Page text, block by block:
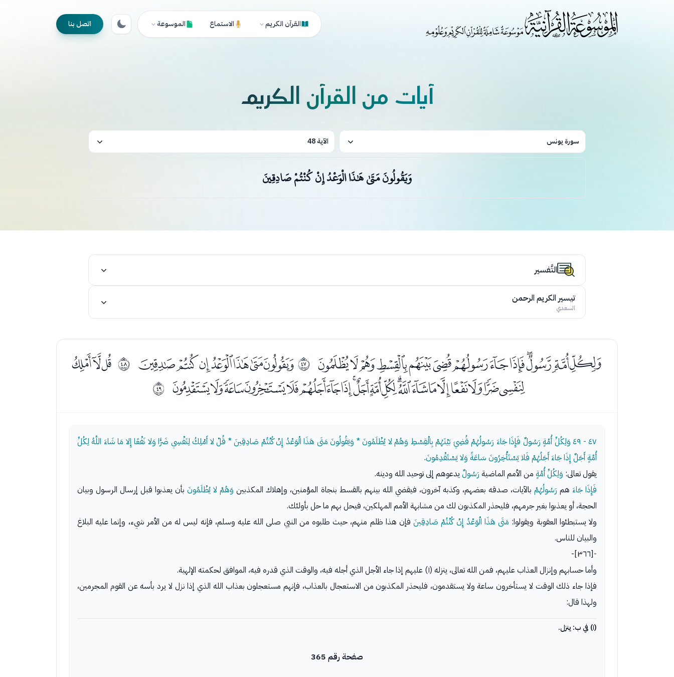
القرآن الكريم الاستماع الموسوعة اتصل بنا
آيات من القرآن الكريم
سورة يونس الآية 48
وَيَقُولُونَ مَتَىٰ هَٰذَا الْوَعْدُ إِنْ كُنْتُمْ صَادِقِينَ
التَّفسير
تيسير الكريم الرحمن
السعدي
ﮏﮐﮑﮒﮓﮔﮕﮖﮗﮘﮙﮚﮛ ﰮﮝﮞﮟﮠﮡﮢﮣ ﰯ ﮥﮦﮧ
ﮨﮩﮪﮫﮬﮭﮮﮯﮰﮱﯓﯔﯕﯖﯗﯘﯙﯚﯛﯜﯝ ﰰ
٤٧ - ٤٩
وَلِكُلِّ أُمَّةٍ رَسُولٌ فَإِذَا جَاءَ رَسُولُهُمْ قُضِيَ بَيْنَهُمْ بِالْقِسْطِ وَهُمْ لا يُظْلَمُونَ * وَيَقُولُونَ مَتَى هَذَا الْوَعْدُ إِنْ كُنْتُمْ صَادِقِينَ * قُلْ لا أَمْلِكُ لِنَفْسِي ضَرًّا وَلا نَفْعًا إِلا مَا شَاءَ اللَّهُ لِكُلِّ
أُمَّةٍ أَجَلٌ إِذَا جَاءَ أَجَلُهُمْ فَلا يَسْتَأْخِرُونَ سَاعَةً وَلا يَسْتَقْدِمُونَ.
يقول تعالى: وَلِكُلِّ أُمَّةٍ من الأمم الماضية رَسُولٌ يدعوهم إلى توحيد الله ودينه.
فَإِذَا جَاءَ هم رَسُولُهُمْ بالآيات، صدقه بعضهم، وكذبه آخرون، فيقضي الله بينهم بالقسط بنجاة المؤمنين، وإهلاك المكذبين وَهُمْ لا يُظْلَمُونَبأن يعذبوا قبل إرسال الرسول وبيان
الحجة، أو يعذبوا بغير جرمهم، فليحذر المكذبون لك من مشابهة الأمم المهلكين، فيحل بهم ما حل بأولئك.
ولا يستبطئوا العقوبة ويقولوا: مَتَى هَذَا الْوَعْدُ إِنْ كُنْتُمْ صَادِقِينَفإن هذا ظلم منهم، حيث طلبوه من النبي صلى الله عليه وسلم، فإنه ليس له من الأمر شيء، وإنما عليه البلاغ
والبيان للناس.
-[٣٦٦]-
وأما حسابهم وإنزال العذاب عليهم، فمن الله تعالى، ينزله (١) عليهم إذا جاء الأجل الذي أجله فيه، والوقت الذي قدره فيه، الموافق لحكمته الإلهية.
فإذا جاء ذلك الوقت لا يستأخرون ساعة ولا يستقدمون، فليحذر المكذبون من الاستعجال بالعذاب، فإنهم مستعجلون بعذاب الله الذي إذا نزل لا يرد بأسه عن القوم المجرمين،
ولهذا قال:
(١) في ب: ينزل.
صفحة رقم 365